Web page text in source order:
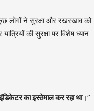
लोगों ने सुरक्षा और रखरखाव को
की सुरक्षा पर विशेष ध्यान
का इस्तेमाल कर रहा था।”